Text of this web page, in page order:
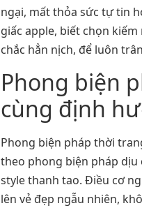
ngại, mất thỏa sức tự tin
giấc apple, biết chọn
chắc hẳn nịch, để luôn
Phong biện
cùng định
Phong biện pháp thời
theo phong biện pháp
style thanh tao. Điều cơ
lên vẻ đẹp ngẫu nhiên,